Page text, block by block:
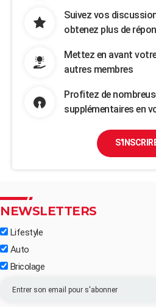
Suivez vos
obtenez plus de
Mettez en avant
autres membres
Profitez de
supplémentaires en
NEWSLETTERS
Lifestyle
Auto
Bricolage